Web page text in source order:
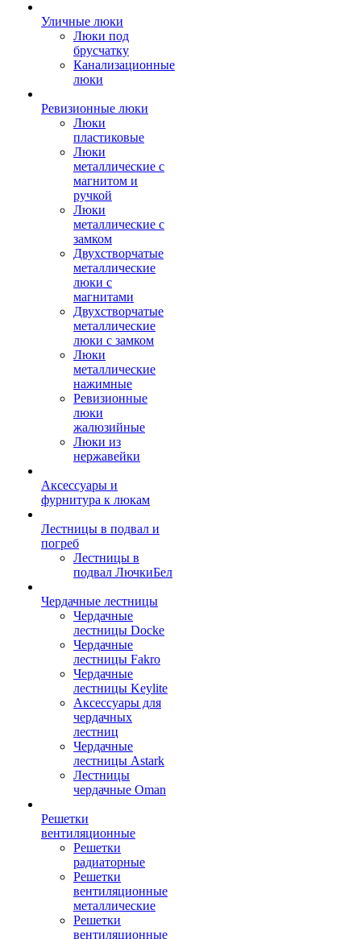
Уличные люки
Люки под
брусчатку
Канализационные
люки
Ревизионные люки
Люки
пластиковые
Люки
металлические с
магнитом и
ручкой
Люки
металлические с
замком
Двухстворчатые
металлические
люки с
магнитами
Двухстворчатые
металлические
люки с замком
Люки
металлические
нажимные
Ревизионные
люки
жалюзийные
Люки из
нержавейки
Аксессуары и
фурнитура к люкам
Лестницы в подвал и
погреб
Лестницы в
подвал ЛючкиБел
Чердачные лестницы
Чердачные
лестницы Docke
Чердачные
лестницы Fakro
Чердачные
лестницы Keylite
Аксессуары для
чердачных
лестниц
Чердачные
лестницы Astark
Лестницы
чердачные Oman
Решетки
вентиляционные
Решетки
радиаторные
Решетки
вентиляционные
металлические
Решетки
вентиляционные